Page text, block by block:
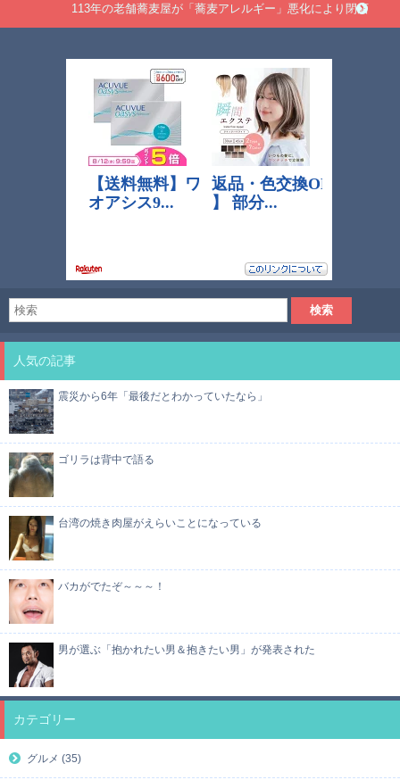
113年の老舗蕎麦屋が「蕎麦アレルギー」悪化により閉店
人気の記事
震災から6年「最後だとわかっていたなら」
ゴリラは背中で語る
台湾の焼き肉屋がえらいことになっている
バカがでたぞ～～～！
男が選ぶ「抱かれたい男＆抱きたい男」が発表された
カテゴリー
グルメ (35)